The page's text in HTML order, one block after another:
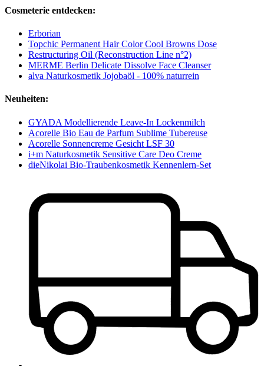
Cosmeterie entdecken:
Erborian
Topchic Permanent Hair Color Cool Browns Dose
Restructuring Oil (Reconstruction Line n°2)
MERME Berlin Delicate Dissolve Face Cleanser
alva Naturkosmetik Jojobaöl - 100% naturrein
Neuheiten:
GYADA Modellierende Leave-In Lockenmilch
Acorelle Bio Eau de Parfum Sublime Tubereuse
Acorelle Sonnencreme Gesicht LSF 30
i+m Naturkosmetik Sensitive Care Deo Creme
dieNikolai Bio-Traubenkosmetik Kennenlern-Set